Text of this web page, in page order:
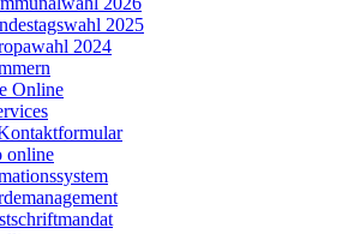
2025
2024
Online
online